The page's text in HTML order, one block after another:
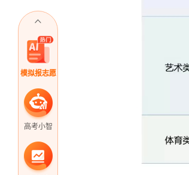
模拟报志愿
高考小智